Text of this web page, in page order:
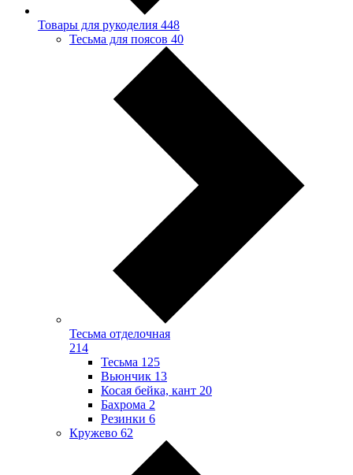
Товары для рукоделия 448
Тесьма для поясов 40
Тесьма отделочная
214
Тесьма 125
Вьюнчик 13
Косая бейка, кант 20
Бахрома 2
Резинки 6
Кружево 62